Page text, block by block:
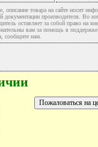
описание товара на сайте носит
документации производителя. Во
оставляет за собой право на
вам за помощь в поддержке
сообщите нам.